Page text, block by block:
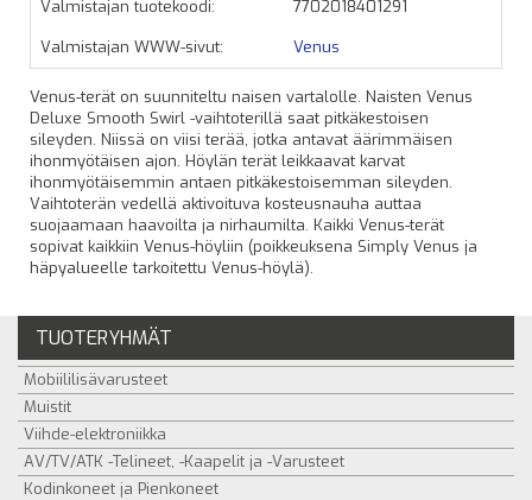
Valmistajan tuotekoodi:
7702018401291
Valmistajan WWW-sivut:
Venus
Venus-terät on suunniteltu naisen vartalolle. Naisten Venus
Deluxe Smooth Swirl -vaihtoterillä saat pitkäkestoisen
sileyden. Niissä on viisi terää, jotka antavat äärimmäisen
ihonmyötäisen ajon. Höylän terät leikkaavat karvat
ihonmyötäisemmin antaen pitkäkestoisemman sileyden.
Vaihtoterän vedellä aktivoituva kosteusnauha auttaa
suojaamaan haavoilta ja nirhaumilta. Kaikki Venus-terät
sopivat kaikkiin Venus-höyliin (poikkeuksena Simply Venus ja
häpyalueelle tarkoitettu Venus-höylä).
TUOTERYHMÄT
Mobiililisävarusteet
Muistit
Viihde-elektroniikka
AV/TV/ATK -Telineet, -Kaapelit ja -Varusteet
Kodinkoneet ja Pienkoneet